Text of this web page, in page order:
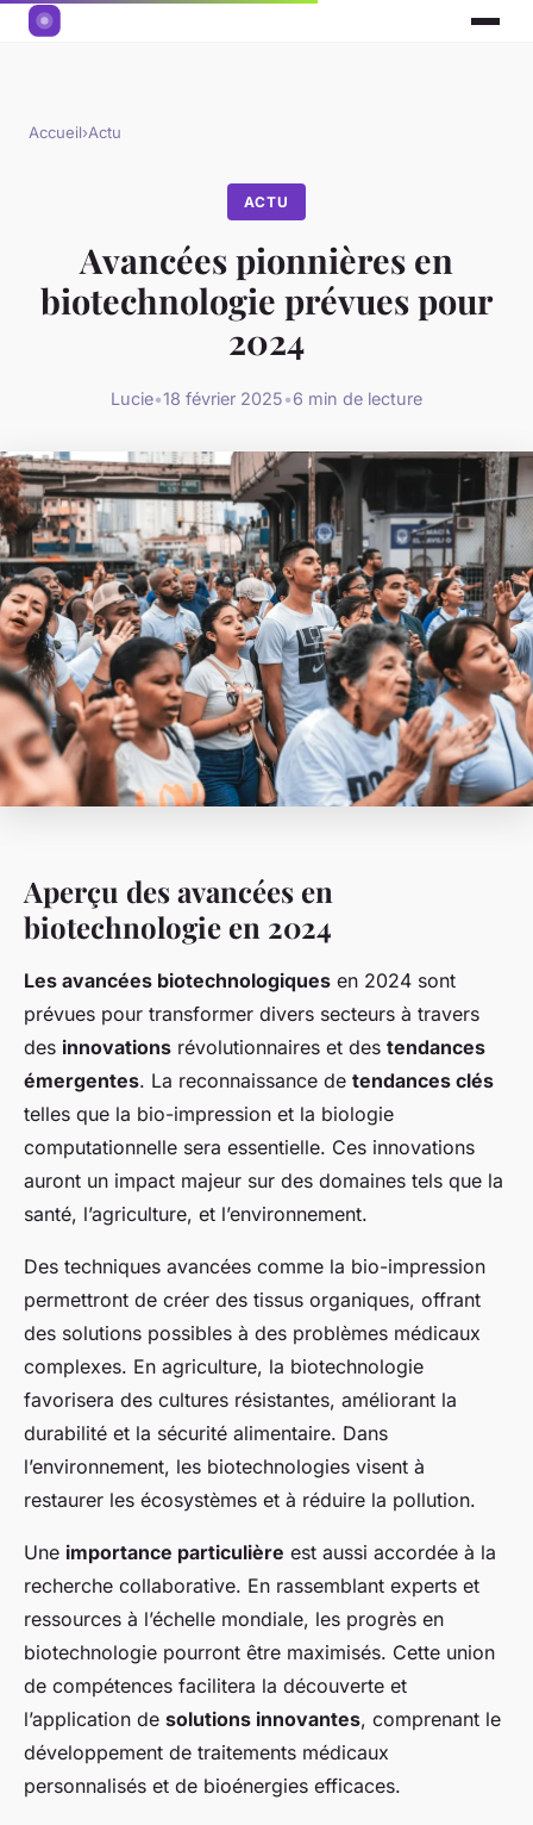
Accueil›Actu
ACTU
Avancées pionnières en
biotechnologie prévues pour
2024
Lucie•18 février 2025•6 min de lecture
Aperçu des avancées en
biotechnologie en 2024
Les avancées biotechnologiques en 2024 sont
prévues pour transformer divers secteurs à travers
des innovations révolutionnaires et des tendances
émergentes. La reconnaissance de tendances clés
telles que la bio-impression et la biologie
computationnelle sera essentielle. Ces innovations
auront un impact majeur sur des domaines tels que la
santé, l’agriculture, et l’environnement.
Des techniques avancées comme la bio-impression
permettront de créer des tissus organiques, offrant
des solutions possibles à des problèmes médicaux
complexes. En agriculture, la biotechnologie
favorisera des cultures résistantes, améliorant la
durabilité et la sécurité alimentaire. Dans
l’environnement, les biotechnologies visent à
restaurer les écosystèmes et à réduire la pollution.
Une importance particulière est aussi accordée à la
recherche collaborative. En rassemblant experts et
ressources à l’échelle mondiale, les progrès en
biotechnologie pourront être maximisés. Cette union
de compétences facilitera la découverte et
l’application de solutions innovantes, comprenant le
développement de traitements médicaux
personnalisés et de bioénergies efficaces.